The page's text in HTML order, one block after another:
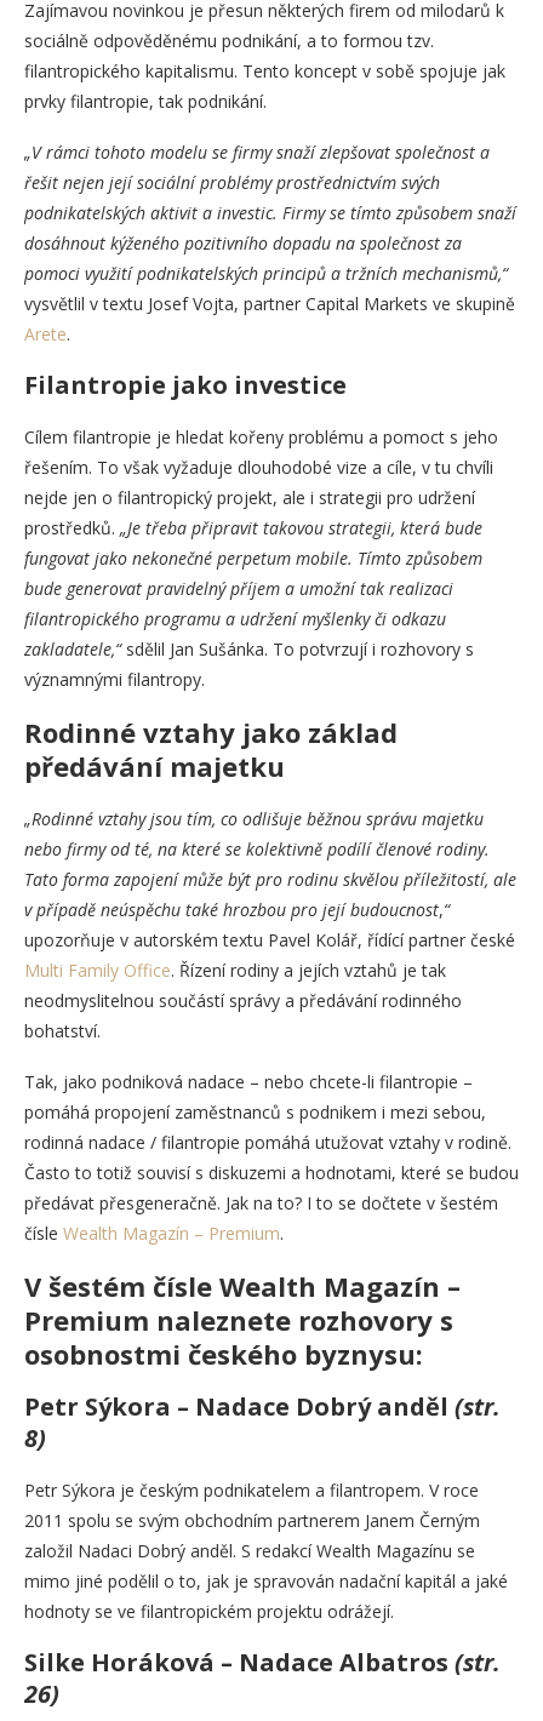
Zajímavou novinkou je přesun některých firem od milodarů k
sociálně odpověděnému podnikání, a to formou tzv.
filantropického kapitalismu. Tento koncept v sobě spojuje jak
prvky filantropie, tak podnikání.
„V rámci tohoto modelu se firmy snaží zlepšovat společnost a
řešit nejen její sociální problémy prostřednictvím svých
podnikatelských aktivit a investic. Firmy se tímto způsobem snaží
dosáhnout kýženého pozitivního dopadu na společnost za
pomoci využití podnikatelských principů a tržních mechanismů,“
vysvětlil v textu Josef Vojta, partner Capital Markets ve skupině
Arete.
Filantropie jako investice
Cílem filantropie je hledat kořeny problému a pomoct s jeho
řešením. To však vyžaduje dlouhodobé vize a cíle, v tu chvíli
nejde jen o filantropický projekt, ale i strategii pro udržení
prostředků. „Je třeba připravit takovou strategii, která bude
fungovat jako nekonečné perpetum mobile. Tímto způsobem
bude generovat pravidelný příjem a umožní tak realizaci
filantropického programu a udržení myšlenky či odkazu
zakladatele,“ sdělil Jan Sušánka. To potvrzují i rozhovory s
významnými filantropy.
Rodinné vztahy jako základ
předávání majetku
„Rodinné vztahy jsou tím, co odlišuje běžnou správu majetku
nebo firmy od té, na které se kolektivně podílí členové rodiny.
Tato forma zapojení může být pro rodinu skvělou příležitostí, ale
v případě neúspěchu také hrozbou pro její budoucnost,“
upozorňuje v autorském textu Pavel Kolář, řídící partner české
Multi Family Office. Řízení rodiny a jejích vztahů je tak
neodmyslitelnou součástí správy a předávání rodinného
bohatství.
Tak, jako podniková nadace – nebo chcete-li filantropie –
pomáhá propojení zaměstnanců s podnikem i mezi sebou,
rodinná nadace / filantropie pomáhá utužovat vztahy v rodině.
Často to totiž souvisí s diskuzemi a hodnotami, které se budou
předávat přesgeneračně. Jak na to? I to se dočtete v šestém
čísle Wealth Magazín – Premium.
V šestém čísle Wealth Magazín –
Premium naleznete rozhovory s
osobnostmi českého byznysu:
Petr Sýkora – Nadace Dobrý anděl (str.
8)
Petr Sýkora je českým podnikatelem a filantropem. V roce
2011 spolu se svým obchodním partnerem Janem Černým
založil Nadaci Dobrý anděl. S redakcí Wealth Magazínu se
mimo jiné podělil o to, jak je spravován nadační kapitál a jaké
hodnoty se ve filantropickém projektu odrážejí.
Silke Horáková – Nadace Albatros (str.
26)